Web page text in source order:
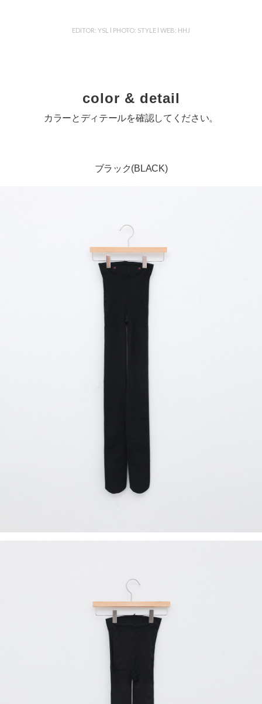
EDITOR: YSL l PHOTO: STYLE l WEB: HHJ
color & detail
カラーとディテールを確認してください。
ブラック(BLACK)